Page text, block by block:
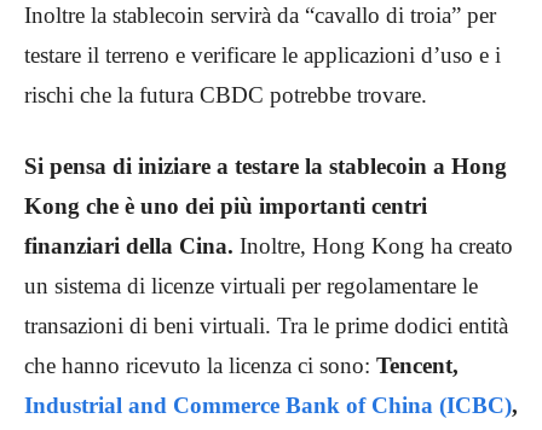
Inoltre la stablecoin servirà da “cavallo di troia” per
testare il terreno e verificare le applicazioni d’uso e i
rischi che la futura CBDC potrebbe trovare.
Si pensa di iniziare a testare la stablecoin a Hong
Kong che è uno dei più importanti centri
finanziari della Cina. Inoltre, Hong Kong ha creato
un sistema di licenze virtuali per regolamentare le
transazioni di beni virtuali. Tra le prime dodici entità
che hanno ricevuto la licenza ci sono: Tencent,
Industrial and Commerce Bank of China (ICBC),